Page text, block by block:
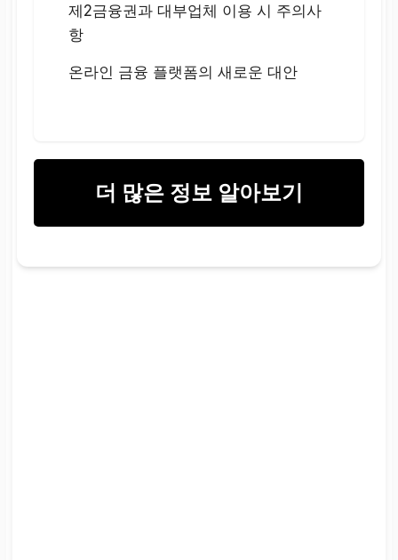
제2금융권과 대부업체 이용 시 주의사
항
온라인 금융 플랫폼의 새로운 대안
더 많은 정보 알아보기